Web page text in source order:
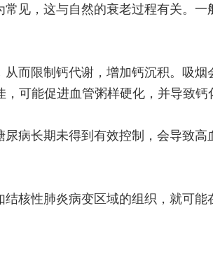
见，这与自然的衰老过程有关。
而限制钙代谢，增加钙沉积。吸烟
可能促进血管粥样硬化，并导致钙
病长期未得到有效控制，会导致
核性肺炎病变区域的组织，就可能